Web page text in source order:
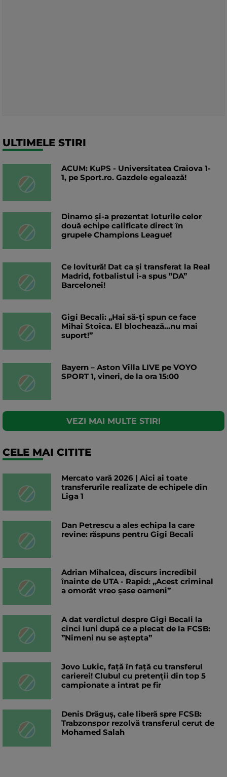
ULTIMELE STIRI
ACUM: KuPS - Universitatea Craiova 1-
1, pe Sport.ro. Gazdele egalează!
Dinamo și-a prezentat loturile celor
două echipe calificate direct în
grupele Champions League!
Ce lovitură! Dat ca și transferat la Real
Madrid, fotbalistul i-a spus ”DA”
Barcelonei!
Gigi Becali: „Hai să-ți spun ce face
Mihai Stoica. El blochează...nu mai
suport!”
Bayern – Aston Villa LIVE pe VOYO
SPORT 1, vineri, de la ora 15:00
VEZI MAI MULTE STIRI
CELE MAI CITITE
Mercato vară 2026 | Aici ai toate
transferurile realizate de echipele din
Liga 1
Dan Petrescu a ales echipa la care
revine: răspuns pentru Gigi Becali
Adrian Mihalcea, discurs incredibil
înainte de UTA - Rapid: „Acest criminal
a omorât vreo șase oameni”
A dat verdictul despre Gigi Becali la
cinci luni după ce a plecat de la FCSB:
”Nimeni nu se aștepta”
Jovo Lukic, față în față cu transferul
carierei! Clubul cu pretenții din top 5
campionate a intrat pe fir
Denis Drăguș, cale liberă spre FCSB:
Trabzonspor rezolvă transferul cerut de
Mohamed Salah